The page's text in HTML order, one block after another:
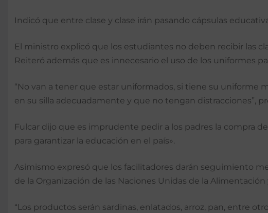
Indicó que entre clase y clase irán pasando cápsulas
El ministro explicó que los estudiantes no deben recibir las
Reiteró además que es innecesario el uso de los uniformes
“No van a tener que estar uniformados, si tiene su uniforme
en su silla adecuadamente y que no tengan distracciones”,
Fulcar dijo que es imprudente pedir a los padres la compra
para garantizar la educación en el país».
Asimismo expresó que los facilitadores darán seguimiento
de la Organización de las Naciones Unidas de la Alimentación
“Los productos serán sardinas, enlatados, arroz, pan, entre